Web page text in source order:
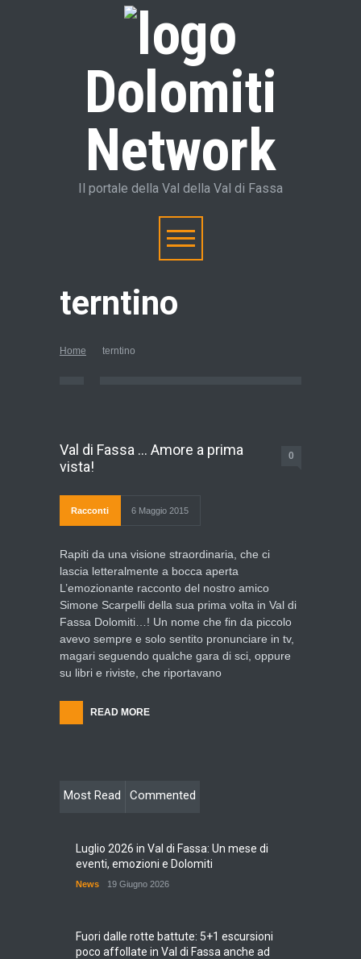
Dolomiti
Network
Il portale della Val della Val di Fassa
terntino
Home terntino
Val di Fassa … Amore a prima
vista!
0
Racconti 6 Maggio 2015
Rapiti da una visione straordinaria, che ci
lascia letteralmente a bocca aperta
L’emozionante racconto del nostro amico
Simone Scarpelli della sua prima volta in Val di
Fassa Dolomiti…! Un nome che fin da piccolo
avevo sempre e solo sentito pronunciare in tv,
magari seguendo qualche gara di sci, oppure
su libri e riviste, che riportavano
READ MORE
Most Read Commented
Luglio 2026 in Val di Fassa: Un mese di
eventi, emozioni e Dolomiti
News 19 Giugno 2026
Fuori dalle rotte battute: 5+1 escursioni
poco affollate in Val di Fassa anche ad